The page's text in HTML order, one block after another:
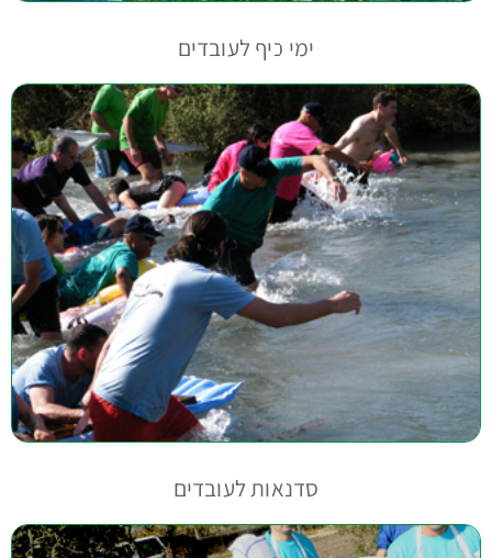
ימי כיף לעובדים
סדנאות לעובדים